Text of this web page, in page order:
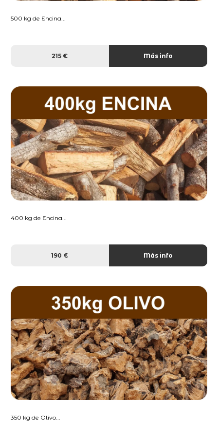
500 kg de Encina...
215 € Más info
400 kg de Encina...
190 € Más info
350 kg de Olivo...